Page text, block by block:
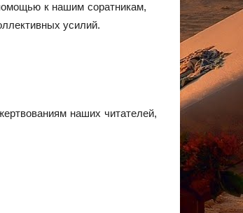
к нашим соратникам,
усилий.
наших читателей,